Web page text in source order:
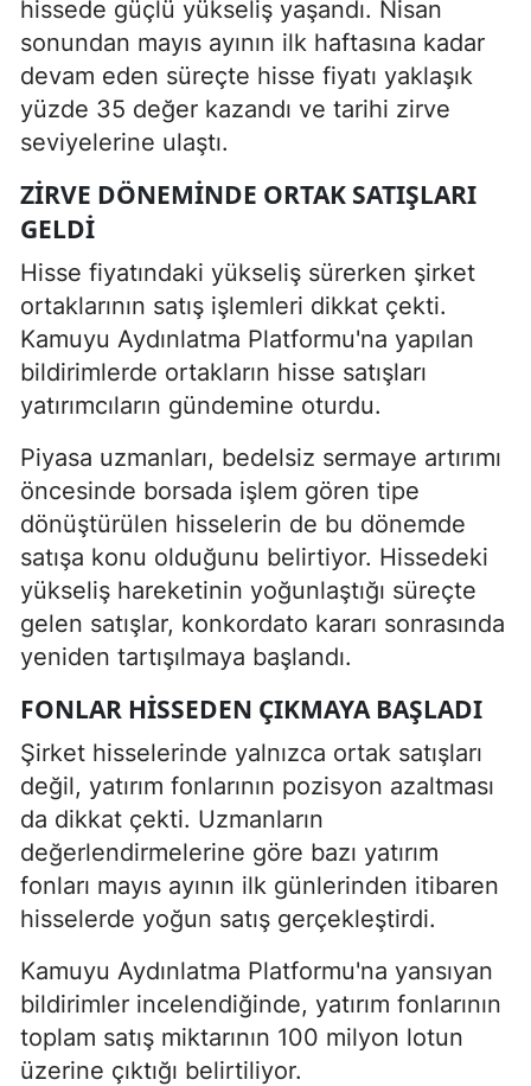
hissede güçlü yükseliş yaşandı. Nisan
sonundan mayıs ayının ilk haftasına kadar
devam eden süreçte hisse fiyatı yaklaşık
yüzde 35 değer kazandı ve tarihi zirve
seviyelerine ulaştı.
ZIRVE DÖNEMINDE ORTAK SATIŞLARI
GELDI
Hisse fiyatındaki yükseliş sürerken şirket
ortaklarının satış işlemleri dikkat çekti.
Kamuyu Aydınlatma Platformu'na yapılan
bildirimlerde ortakların hisse satışları
yatırımcıların gündemine oturdu.
Piyasa uzmanları, bedelsiz sermaye artırımı
öncesinde borsada işlem gören tipe
dönüştürülen hisselerin de bu dönemde
satışa konu olduğunu belirtiyor. Hissedeki
yükseliş hareketinin yoğunlaştığı süreçte
gelen satışlar, konkordato kararı sonrasında
yeniden tartışılmaya başlandı.
FONLAR HISSEDEN ÇIKMAYA BAŞLADI
Şirket hisselerinde yalnızca ortak satışları
değil, yatırım fonlarının pozisyon azaltması
da dikkat çekti. Uzmanların
değerlendirmelerine göre bazı yatırım
fonları mayıs ayının ilk günlerinden itibaren
hisselerde yoğun satış gerçekleştirdi.
Kamuyu Aydınlatma Platformu'na yansıyan
bildirimler incelendiğinde, yatırım fonlarının
toplam satış miktarının 100 milyon lotun
üzerine çıktığı belirtiliyor.